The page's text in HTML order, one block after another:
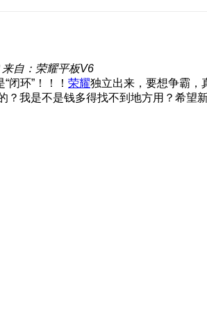
来自：荣耀平板V6
环”！！！ 荣耀独立出来，要想争霸，
我是不是钱多得找不到地方用？希望